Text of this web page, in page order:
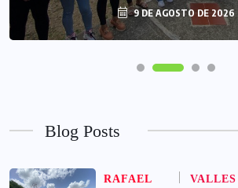
9 DE AGOSTO DE 2026
Blog Posts
RAFAEL VALLES